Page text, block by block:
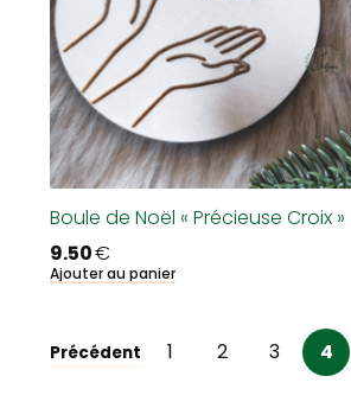
Boule de Noël « Précieuse Croix »
9.50€
Ajouter au panier
Précédent 1 2 3 4